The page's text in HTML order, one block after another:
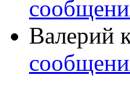
Валерий